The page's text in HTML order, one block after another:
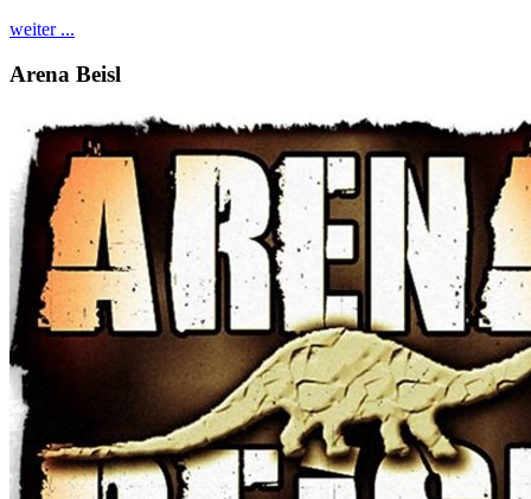
weiter ...
Arena Beisl